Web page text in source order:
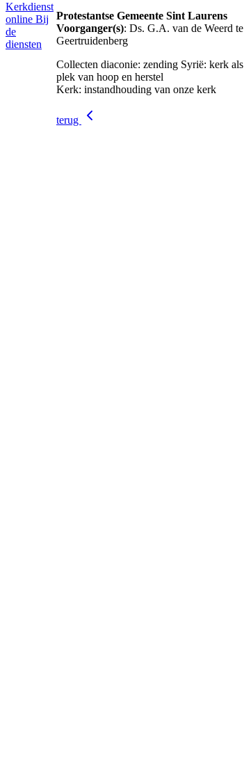
Kerkdienst
online Bij
de
diensten
Protestantse Gemeente Sint Laurens
Voorganger(s): Ds. G.A. van de Weerd te
Geertruidenberg
Collecten diaconie: zending Syrië: kerk als
plek van hoop en herstel
Kerk: instandhouding van onze kerk
terug